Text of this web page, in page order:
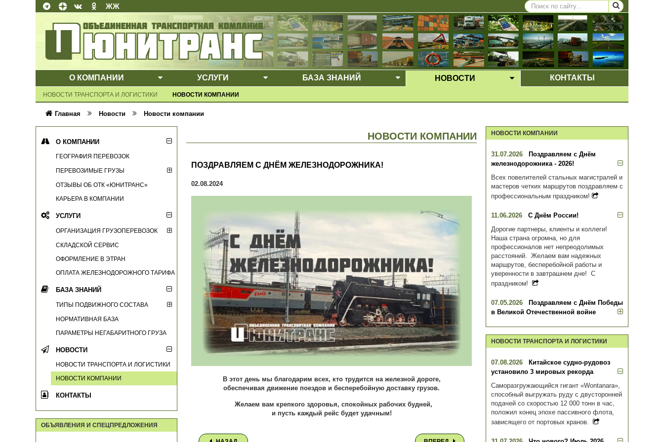
ЖЖ
О КОМПАНИИ
ВЫПАДАЮЩЕЕ МЕНЮ
УСЛУГИ
ВЫПАДАЮЩЕЕ МЕНЮ
БАЗА ЗНАНИЙ
ВЫПАДАЮЩЕЕ МЕНЮ
НОВОСТИ
ВЫПАДАЮЩЕЕ МЕНЮ
КОНТАКТЫ
НОВОСТИ ТРАНСПОРТА И ЛОГИСТИКИ НОВОСТИ КОМПАНИИ
Главная Новости Новости компании
НОВОСТИ КОМПАНИИ
ПОЗДРАВЛЯЕМ С ДНЁМ ЖЕЛЕЗНОДОРОЖНИКА!
02.08.2024
В этот день мы благодарим всех, кто трудится на железной дороге,
обеспечивая движение поездов и бесперебойную доставку грузов.
Желаем вам крепкого здоровья, спокойных рабочих будней,
и пусть каждый рейс будет удачным!
НОВОСТИ КОМПАНИИ
31.07.2026
Поздравляем с Днём
железнодорожника - 2026!
Всех повелителей стальных магистралей и
мастеров четких маршрутов поздравляем с
профессиональным праздником!
11.06.2026
С Днём России!
Дорогие партнеры, клиенты и коллеги!
Наша страна огромна, но для
профессионалов нет непреодолимых
расстояний. Желаем вам надежных
маршрутов, бесперебойной работы и
уверенности в завтрашнем дне! С
праздником!
07.05.2026
Поздравляем с Днём Победы
в Великой Отечественной войне
НОВОСТИ ТРАНСПОРТА И ЛОГИСТИКИ
07.08.2026
Китайское судно-рудовоз
установило 3 мировых рекорда
Саморазгружающийся гигант «Wontanara»,
способный выгружать руду с двусторонней
подачей со скоростью 12 000 тонн в час,
положил конец эпохе пассивного флота,
зависящего от портовых кранов.
О КОМПАНИИ
ГЕОГРАФИЯ ПЕРЕВОЗОК
ПЕРЕВОЗИМЫЕ ГРУЗЫ
ОТЗЫВЫ ОБ ОТК «ЮНИТРАНС»
КАРЬЕРА В КОМПАНИИ
УСЛУГИ
ОРГАНИЗАЦИЯ ГРУЗОПЕРЕВОЗОК
СКЛАДСКОЙ СЕРВИС
ОФОРМЛЕНИЕ В ЭТРАН
ОПЛАТА ЖЕЛЕЗНОДОРОЖНОГО ТАРИФА
БАЗА ЗНАНИЙ
ТИПЫ ПОДВИЖНОГО СОСТАВА
НОРМАТИВНАЯ БАЗА
ПАРАМЕТРЫ НЕГАБАРИТНОГО ГРУЗА
НОВОСТИ
НОВОСТИ ТРАНСПОРТА И ЛОГИСТИКИ
НОВОСТИ КОМПАНИИ
КОНТАКТЫ
ОБЪЯВЛЕНИЯ И СПЕЦПРЕДЛОЖЕНИЯ